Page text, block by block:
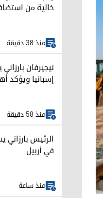
خالية من
منذ 38 دقيقة
نيجيرفان
إسبانيا ويؤكد
منذ 58 دقيقة
الرئيس بارزاني
في أربيل
منذ ساعة